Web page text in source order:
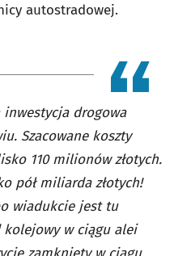
autostradowej.
drogowa
Szacowane koszty
110 milionów złotych.
pół miliarda złotych!
wiadukcie jest tu
kolejowy w ciągu alei